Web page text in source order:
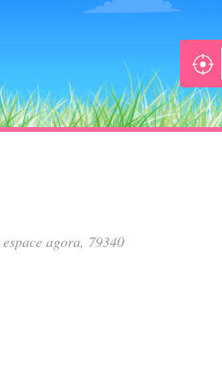
espace agora, 79340